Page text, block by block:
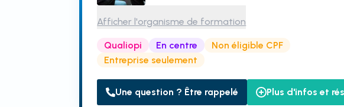
Afficher l'organisme de formation
Qualiopi En centre
Non éligible CPF
Entreprise seulement
Une question ? Être rappelé Plus d'infos et